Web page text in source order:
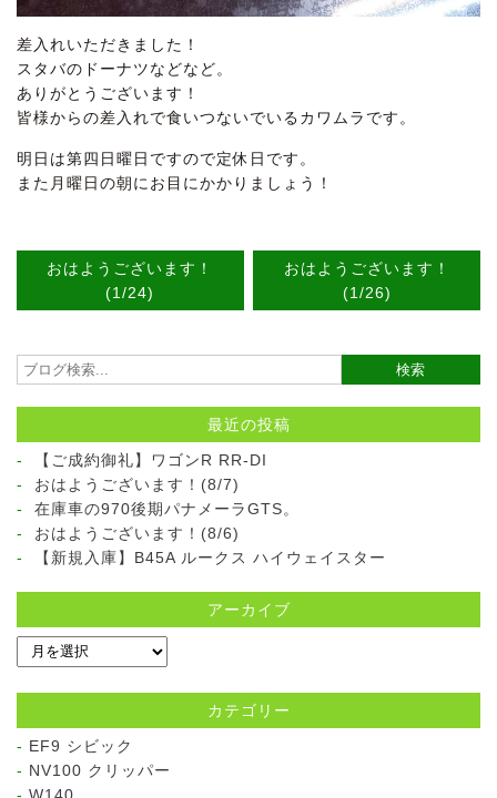
差入れいただきました！
スタバのドーナツなどなど。
ありがとうございます！
皆様からの差入れで食いつないでいるカワムラです。
明日は第四日曜日ですので定休日です。
また月曜日の朝にお目にかかりましょう！
おはようございます！
(1/24)
おはようございます！
(1/26)
最近の投稿
【ご成約御礼】ワゴンR RR-DI
おはようございます！(8/7)
在庫車の970後期パナメーラGTS。
おはようございます！(8/6)
【新規入庫】B45A ルークス ハイウェイスター
アーカイブ
カテゴリー
EF9 シビック
NV100 クリッパー